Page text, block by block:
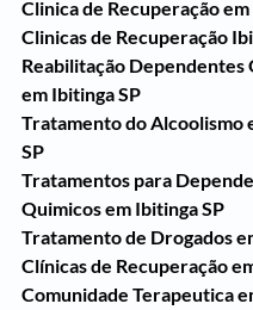
Clinica de Recuperação
Clinicas de Recuperação
Reabilitação Dependentes
em Ibitinga SP
Tratamento do Alcoolismo
SP
Tratamentos para
Quimicos em Ibitinga SP
Tratamento de Drogados
Clínicas de Recuperação
Comunidade Terapeutica